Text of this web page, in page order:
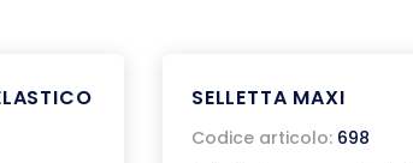
SELLETTA MAXI
Codice articolo: 698